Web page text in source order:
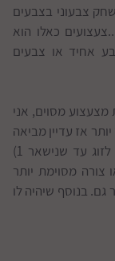
צבעוני בצבעים
כאלו הוא
אחיד או צבעים
מסוים, אני
אז עדיין מביאה
לה בין 2 ואחר כך מוסיפה כל פעם עוד אחד לזוג עד שנישאר 1)
מסוימת יותר
בנוסף שיהיה לו